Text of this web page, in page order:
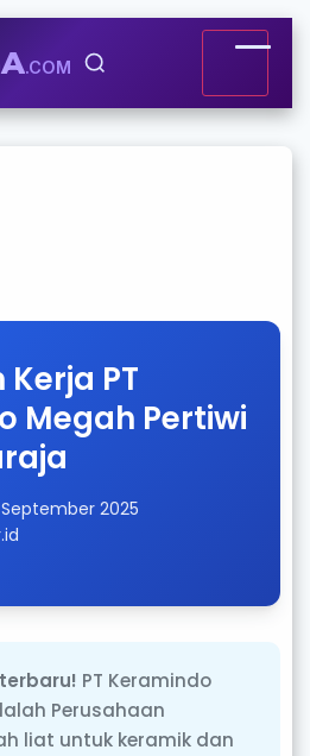
.COM
PT
Megah Pertiwi
2025
PT Keramindo
Perusahaan
liat untuk keramik dan